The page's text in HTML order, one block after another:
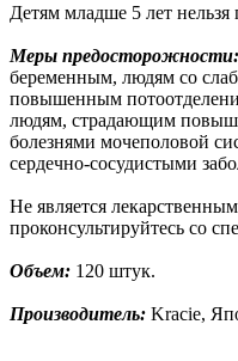
Детям младше 5 лет
Меры предосторожности:
беременным, людям со
повышенным
людям, страдающим
болезнями мочеполовой
сердечно-сосудистыми
Не является
проконсультируйтесь со
Объем: 120 штук.
Производитель: Kracie,